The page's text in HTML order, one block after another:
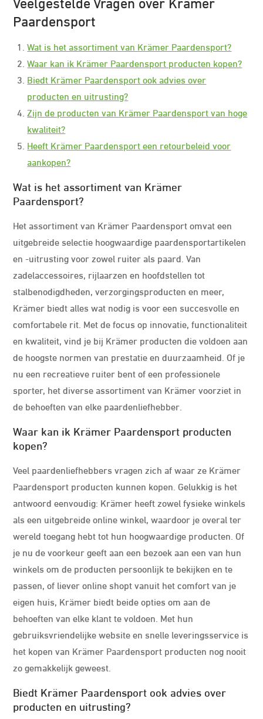
Paardensport
Wat is het assortiment van Krämer Paardensport?
Waar kan ik Krämer Paardensport producten kopen?
Biedt Krämer Paardensport ook advies over
producten en uitrusting?
Zijn de producten van Krämer Paardensport van hoge
kwaliteit?
Heeft Krämer Paardensport een retourbeleid voor
aankopen?
Wat is het assortiment van Krämer
Paardensport?
Het assortiment van Krämer Paardensport omvat een
uitgebreide selectie hoogwaardige paardensportartikelen
en -uitrusting voor zowel ruiter als paard. Van
zadelaccessoires, rijlaarzen en hoofdstellen tot
stalbenodigdheden, verzorgingsproducten en meer,
Krämer biedt alles wat nodig is voor een succesvolle en
comfortabele rit. Met de focus op innovatie, functionaliteit
en kwaliteit, vind je bij Krämer producten die voldoen aan
de hoogste normen van prestatie en duurzaamheid. Of je
nu een recreatieve ruiter bent of een professionele
sporter, het diverse assortiment van Krämer voorziet in
de behoeften van elke paardenliefhebber.
Waar kan ik Krämer Paardensport producten
kopen?
Veel paardenliefhebbers vragen zich af waar ze Krämer
Paardensport producten kunnen kopen. Gelukkig is het
antwoord eenvoudig: Krämer heeft zowel fysieke winkels
als een uitgebreide online winkel, waardoor je overal ter
wereld toegang hebt tot hun hoogwaardige producten. Of
je nu de voorkeur geeft aan een bezoek aan een van hun
winkels om de producten persoonlijk te bekijken en te
passen, of liever online shopt vanuit het comfort van je
eigen huis, Krämer biedt beide opties om aan de
behoeften van elke klant te voldoen. Met hun
gebruiksvriendelijke website en snelle leveringsservice is
het kopen van Krämer Paardensport producten nog nooit
zo gemakkelijk geweest.
Biedt Krämer Paardensport ook advies over
producten en uitrusting?